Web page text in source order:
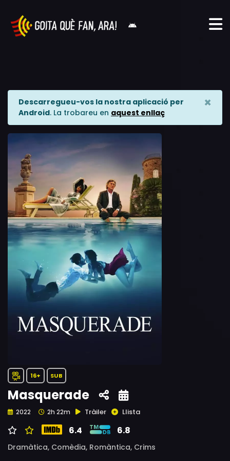
Descarregueu-vos la nostra aplicació per
Android. La trobareu en aquest enllaç
×
16+ SUB
Masquerade
2022 2h 22m Tràiler Llista
6.4 6.8
Dramàtica, Comèdia, Romàntica, Crims